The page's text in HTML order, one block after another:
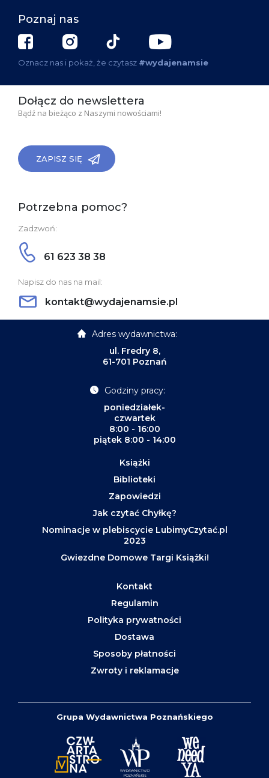
Poznaj nas
Oznacz nas i pokaż, że czytasz #wydajenamsie
Dołącz do newslettera
Bądź na bieżąco z Naszymi nowościami!
ZAPISZ SIĘ
Potrzebna pomoc?
Zadzwoń:
61 623 38 38
Napisz do nas na mail:
kontakt@wydajenamsie.pl
Adres wydawnictwa:
ul. Fredry 8,
61-701 Poznań
Godziny pracy:
poniedziałek-
czwartek
8:00 - 16:00
piątek 8:00 - 14:00
Książki
Biblioteki
Zapowiedzi
Jak czytać Chyłkę?
Nominacje w plebiscycie LubimyCzytać.pl
2023
Gwiezdne Domowe Targi Książki!
Kontakt
Regulamin
Polityka prywatności
Dostawa
Sposoby płatności
Zwroty i reklamacje
Grupa Wydawnictwa Poznańskiego